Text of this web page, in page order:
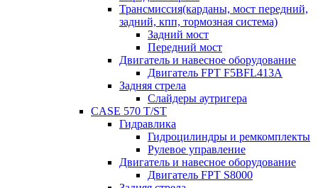
Трансмиссия(карданы, мост передний,
задний, кпп, тормозная система)
Задний мост
Передний мост
Двигатель и навесное оборудование
Двигатель FPT F5BFL413A
Задняя стрела
Слайдеры аутригера
CASE 570 T/ST
Гидравлика
Гидроцилиндры и ремкомплекты
Рулевое управление
Двигатель и навесное оборудование
Двигатель FPT S8000